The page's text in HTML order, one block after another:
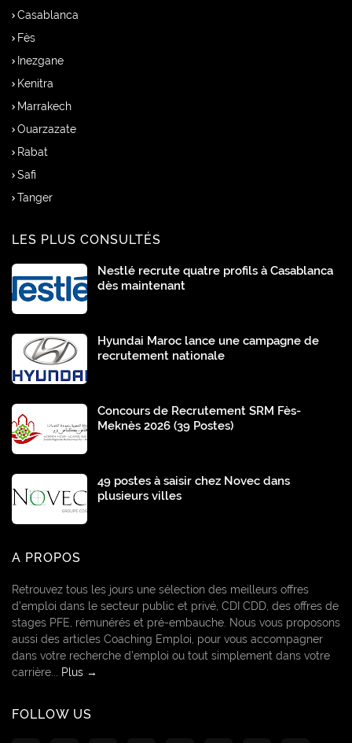
Casablanca
Fès
Inezgane
Kenitra
Marrakech
Ouarzazate
Rabat
Safi
Tanger
LES PLUS CONSULTÉS
Nestlé recrute quatre profils à Casablanca
dès maintenant
Hyundai Maroc lance une campagne de
recrutement nationale
Concours de Recrutement SRM Fès-
Meknès 2026 (39 Postes)
49 postes à saisir chez Novec dans
plusieurs villes
A PROPOS
Retrouvez tous les jours une sélection des meilleurs offres
d’emploi dans le secteur public et privé, CDI CDD, des offres de
stages PFE, rémunérés et pré-embauche. Nous vous proposons
aussi des articles Coaching Emploi, pour vous accompagner
dans votre recherche d’emploi ou tout simplement dans votre
carrière...
Plus →
FOLLOW US